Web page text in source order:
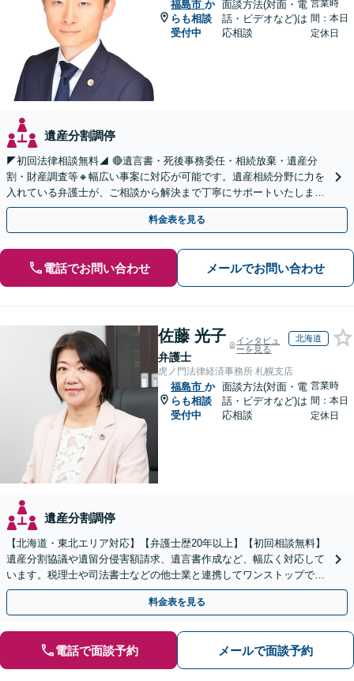
福島市 か
らも相談
受付中
面談方法(対面・電
話・ビデオなど)は
応相談
営業時
間：本日
定休日
遺産分割調停
◤初回法律相談無料◢ 🔴遺言書・死後事務委任・相続放棄・遺産分
割・財産調査等🔸幅広い事案に対応が可能です。遺産相続分野に力を
入れている弁護士が、ご相談から解決まで丁寧にサポートいたしま
す。まずはじっくりとお話ししてください。
料金表を見る
電話でお問い合わせ メールでお問い合わせ
佐藤 光子
弁護士
インタビュ
ーを見る
北海道
虎ノ門法律経済事務所 札幌支店
福島市 か
らも相談
受付中
面談方法(対面・電
話・ビデオなど)は
応相談
営業時
間：本日
定休日
遺産分割調停
【北海道・東北エリア対応】【弁護士歴20年以上】【初回相談無料】
遺産分割協議や遺留分侵害額請求、遺言書作成など、幅広く対応して
います。税理士や司法書士などの他士業と連携してワンストップでの
解決が可能です。ぜひご相談ください。
料金表を見る
電話で面談予約 メールで面談予約